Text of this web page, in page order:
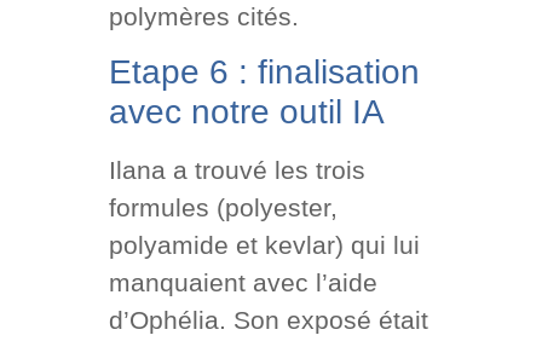
polymères cités.
Etape 6 : finalisation
avec notre outil IA
Ilana a trouvé les trois
formules (polyester,
polyamide et kevlar) qui lui
manquaient avec l’aide
d’Ophélia. Son exposé était